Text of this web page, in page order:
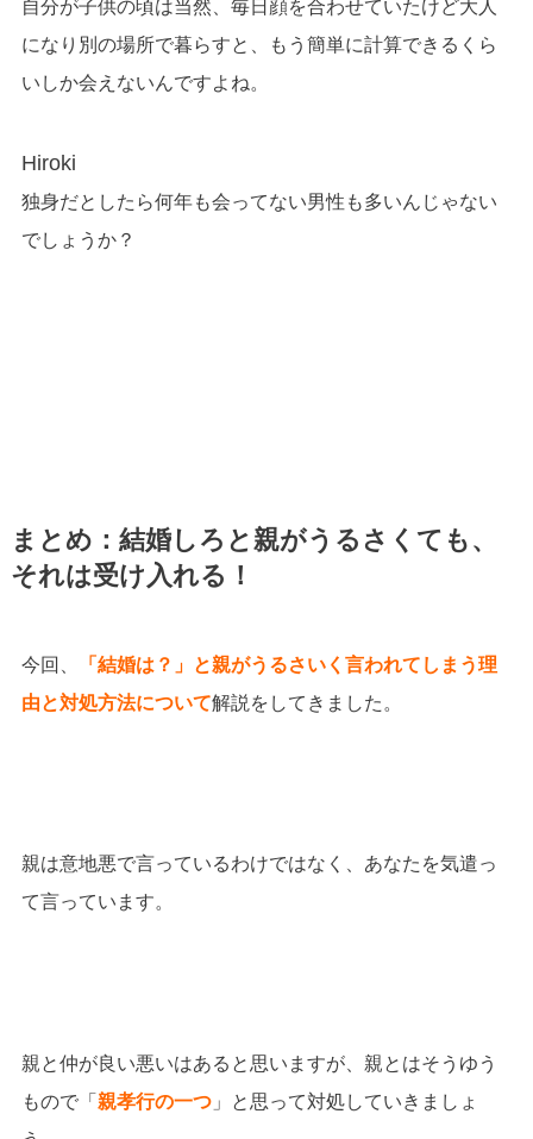
自分が子供の頃は当然、毎日顔を合わせていたけど大人
になり別の場所で暮らすと、もう簡単に計算できるくら
いしか会えないんですよね。
Hiroki
独身だとしたら何年も会ってない男性も多いんじゃない
でしょうか？
まとめ：結婚しろと親がうるさくても、
それは受け入れる！
今回、
「結婚は？」と親がうるさいく言われてしまう理
由と対処方法について解説をしてきました。
親は意地悪で言っているわけではなく、あなたを気遣っ
て言っています。
親と仲が良い悪いはあると思いますが、親とはそうゆう
もので「 親孝行の一つ」と思って対処していきましょ